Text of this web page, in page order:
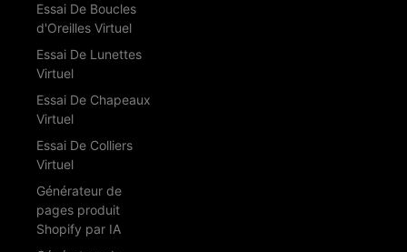
Essai De Boucles
d'Oreilles Virtuel
Essai De Lunettes
Virtuel
Essai De Chapeaux
Virtuel
Essai De Colliers
Virtuel
Générateur de
pages produit
Shopify par IA